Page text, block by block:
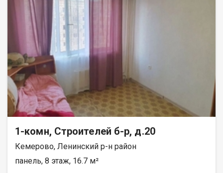
профлистом, качественно утеплены минватой. Территория
огорожена высоким забором из профлиста.Оборудована
бетонная площадка для стоянки грузового автомобиля.
Имеются калитка и двухстворчатые ворота. В доме сделана
канализация. Площадь земельного участка 3,5 сотки. Или
обмен на КГТ, однокомнатную квартиру с доплатой. При
продаже бытовая техника: холодильник, стиральная машина,
бойлер, телевизор, вся мебель остаются. Отопление печное.
Лена Васильева
1-комн, Строителей б-р, д.20
Кемерово, Ленинский р-н район
панель, 8 этаж, 16.7 м²